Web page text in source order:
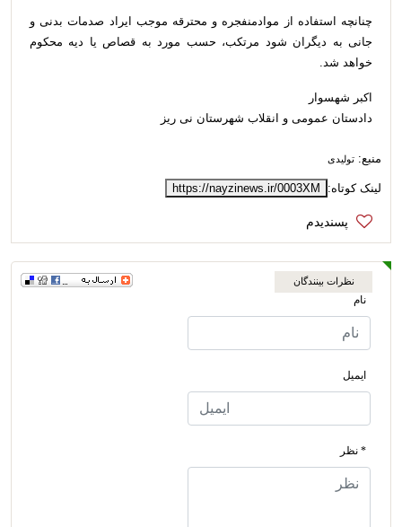
چنانچه استفاده از موادمنفجره و محترقه موجب ایراد صدمات بدنی و
جانی به دیگران شود مرتکب، حسب مورد به قصاص یا دیه محکوم
خواهد شد.
اکبر شهسوار
دادستان عمومی و انقلاب شهرستان نی ریز
منبع: تولیدی
لینک کوتاه: https://nayzinews.ir/0003XM
نظرات بینندگان
نام
ایمیل
* نظر